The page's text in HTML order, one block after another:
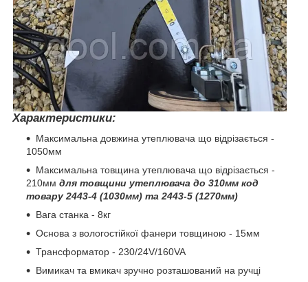
Характеристики:
Максимальна довжина утеплювача що відрізається -
1050мм
Максимальна товщина утеплювача що відрізається -
210мм для товщини утеплювача до 310мм код
товару 2443-4 (1030мм) та 2443-5 (1270мм)
Вага станка - 8кг
Основа з вологостійкої фанери товщиною - 15мм
Трансформатор - 230/24V/160VA
Вимикач та вмикач зручно розташований на ручці